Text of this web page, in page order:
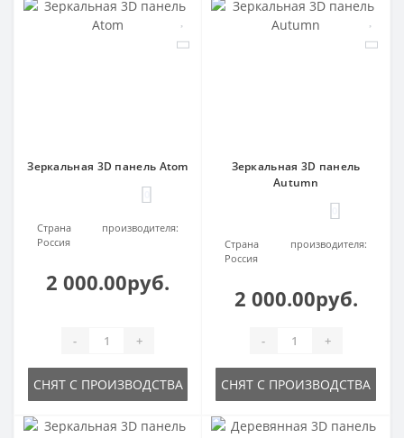
Зеркальная 3D панель Atom
Страна производителя:
Россия
2 000.00руб.
- +
СНЯТ С ПРОИЗВОДСТВА
Зеркальная 3D панель
Autumn
Страна производителя:
Россия
2 000.00руб.
- +
СНЯТ С ПРОИЗВОДСТВА